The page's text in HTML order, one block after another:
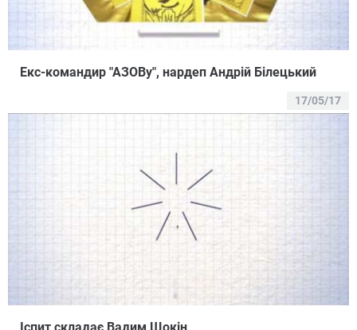
Екс-командир "АЗОВу", нардеп Андрій Білецький
17/05/17